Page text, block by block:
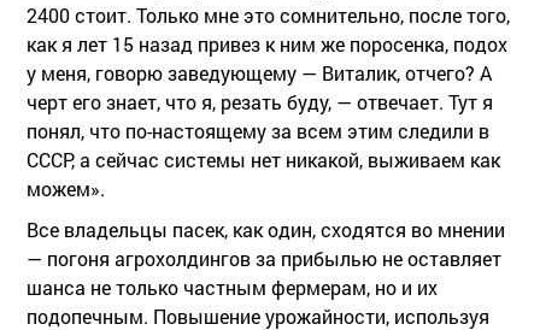
2400 стоит. Только мне это сомнительно, после того,
как я лет 15 назад привез к ним же поросенка, подох
у меня, говорю заведующему — Виталик, отчего? А
черт его знает, что я, резать буду, — отвечает. Тут я
понял, что по-настоящему за всем этим следили в
СССР, а сейчас системы нет никакой, выживаем как
можем».
Все владельцы пасек, как один, сходятся во мнении
— погоня агрохолдингов за прибылью не оставляет
шанса не только частным фермерам, но и их
подопечным. Повышение урожайности, используя